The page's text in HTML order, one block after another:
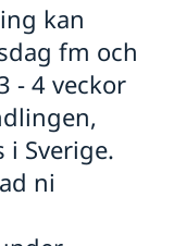
konsulära
år
kan
fm och
- 4 veckor
Sverige.
ni